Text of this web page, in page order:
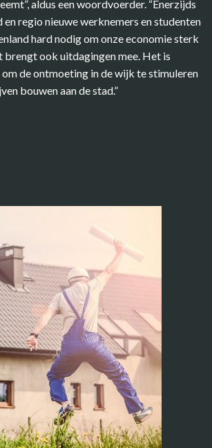
aldus een woordvoerder. “Enerzijds
en regio nieuwe werknemers en studenten
hard nodig om onze economie sterk
brengt ook uitdagingen mee. Het is
de ontmoeting in de wijk te stimuleren
bouwen aan de stad.”